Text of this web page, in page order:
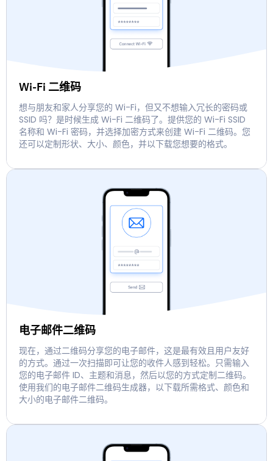
Wi-Fi 二维码
想与朋友和家人分享您的 Wi-Fi，但又不想输入冗长的密码或
SSID 吗？是时候生成 Wi-Fi 二维码了。提供您的 Wi-Fi SSID
名称和 Wi-Fi 密码，并选择加密方式来创建 Wi-Fi 二维码。您
还可以定制形状、大小、颜色，并以下载您想要的格式。
电子邮件二维码
现在，通过二维码分享您的电子邮件，这是最有效且用户友好
的方式。通过一次扫描即可让您的收件人感到轻松。只需输入
您的电子邮件 ID、主题和消息，然后以您的方式定制二维码。
使用我们的电子邮件二维码生成器，以下载所需格式、颜色和
大小的电子邮件二维码。